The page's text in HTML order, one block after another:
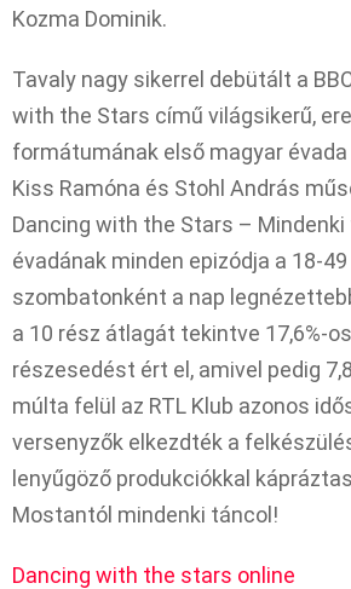
Kozma Dominik.
Tavaly nagy sikerrel debütált a
with the Stars című világsikerű,
formátumának első magyar évada
Kiss Ramóna és Stohl András
Dancing with the Stars –
évadának minden epizódja a 18-
szombatonként a nap
a 10 rész átlagát tekintve 17,6%-
részesedést ért el, amivel pedig
múlta felül az RTL Klub azonos
versenyzők elkezdték a
lenyűgöző produkciókkal
Mostantól mindenki táncol!
Dancing with the stars online